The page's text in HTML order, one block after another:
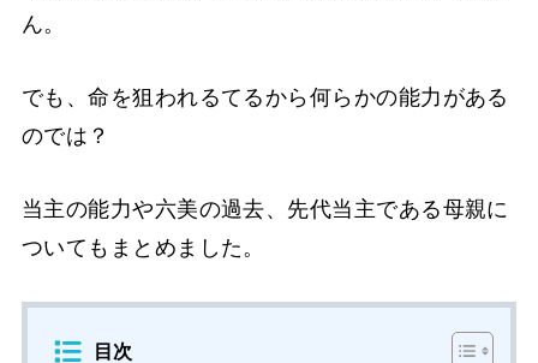
ん。
でも、命を狙われるてるから何らかの能力がある
のでは？
当主の能力や六美の過去、先代当主である母親に
ついてもまとめました。
目次